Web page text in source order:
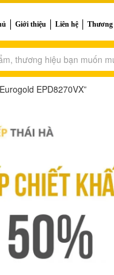
Giới thiệu Liên hệ Thương
EPD8270VX”